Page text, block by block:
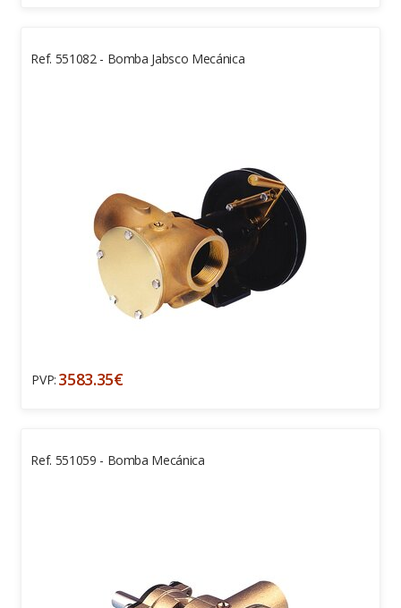
Ref. 551082 - Bomba Jabsco Mecánica
PVP: 3583.35€
Ref. 551059 - Bomba Mecánica